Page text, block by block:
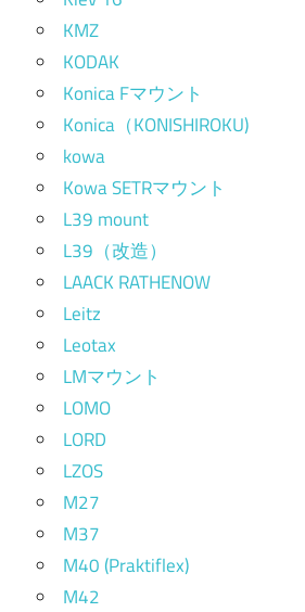
KMZ
KODAK
Konica Fマウント
Konica（KONISHIROKU)
kowa
Kowa SETRマウント
L39 mount
L39（改造）
LAACK RATHENOW
Leitz
Leotax
LMマウント
LOMO
LORD
LZOS
M27
M37
M40 (Praktiflex)
M42